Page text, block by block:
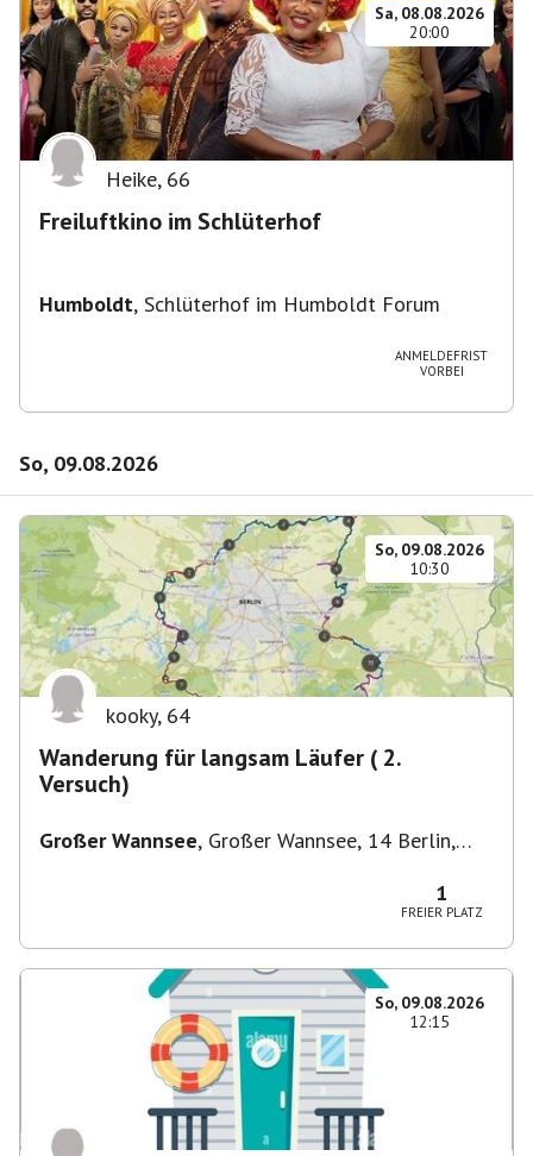
Sa, 08.08.2026
20:00
Heike, 66
Freiluftkino im Schlüterhof
Humboldt, Schlüterhof im Humboldt Forum
ANMELDEFRIST
VORBEI
So, 09.08.2026
So, 09.08.2026
10:30
kooky, 64
Wanderung für langsam Läufer ( 2.
Versuch)
Großer Wannsee, Großer Wannsee, 14 Berlin,
1
FREIER PLATZ
So, 09.08.2026
12:15